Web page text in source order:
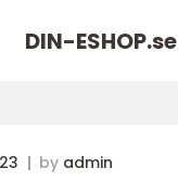
DIN-ESHOP.se
by admin